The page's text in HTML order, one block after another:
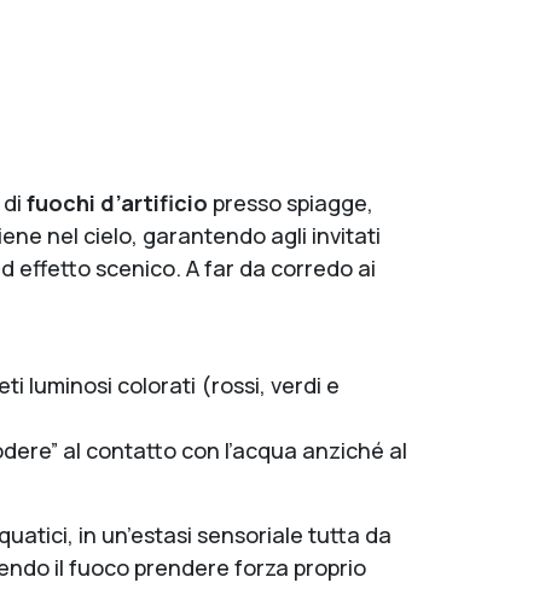
fuochi d’artificio presso spiagge,
nel cielo, garantendo agli invitati
effetto scenico. A far da corredo ai
luminosi colorati (rossi, verdi e
al contatto con l’acqua anziché al
in un’estasi sensoriale tutta da
il fuoco prendere forza proprio